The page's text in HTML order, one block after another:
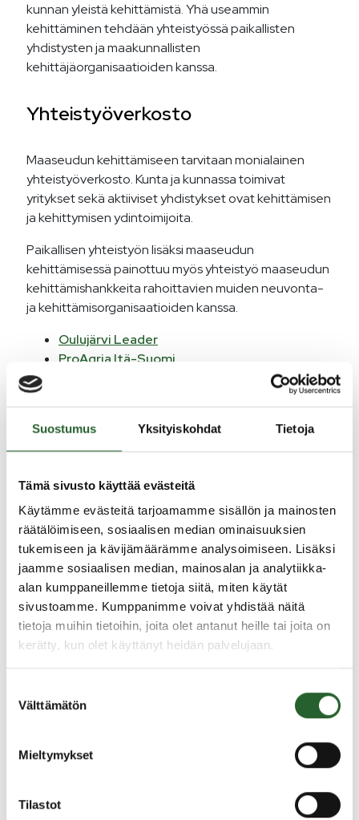
Suostumus Yksityiskohdat Tietoja
Tämä sivusto käyttää evästeitä
Käytämme evästeitä tarjoamamme sisällön ja mainosten
räätälöimiseen, sosiaalisen median ominaisuuksien
tukemiseen ja kävijämäärämme analysoimiseen. Lisäksi
jaamme sosiaalisen median, mainosalan ja analytiikka-
alan kumppaneillemme tietoja siitä, miten käytät
sivustoamme. Kumppanimme voivat yhdistää näitä
tietoja muihin tietoihin, joita olet antanut heille tai joita on
kerätty, kun olet käyttänyt heidän palvelujaan.
valinta
Välttämätön
Mieltymykset
Tilastot
kunnan yleistä kehittämistä. Yhä useammin
kehittäminen tehdään yhteistyössä paikallisten
yhdistysten ja maakunnallisten
kehittäjäorganisaatioiden kanssa.
Yhteistyöverkosto
Maaseudun kehittämiseen tarvitaan monialainen
yhteistyöverkosto. Kunta ja kunnassa toimivat
yritykset sekä aktiiviset yhdistykset ovat kehittämisen
ja kehittymisen ydintoimijoita.
Paikallisen yhteistyön lisäksi maaseudun
kehittämisessä painottuu myös yhteistyö maaseudun
kehittämishankkeita rahoittavien muiden neuvonta-
ja kehittämisorganisaatioiden kanssa.
Oulujärvi Leader
ProAgria Itä-Suomi
Maaseudun kehittämishankkeet
Kunnan Maaseutupalvelut ja Elinkeinopalvelut ovat
Puolangan kunta osallistuu maaseudun
kehittämiseen monin eri tavoin:
ohjausryhmätyöskentelyn kautta
kuntarahoitusosuuden kautta
ohjausryhmätyöskentelyn kautta
kehittämishankkeen toteuttajana ja
hallinnoijana
Avustukset kyläyhdistyksille
Puolangan kunta myöntää anomuksesta avustuksia
Puolangan kunnan yhdistysavustusten ohjeistus